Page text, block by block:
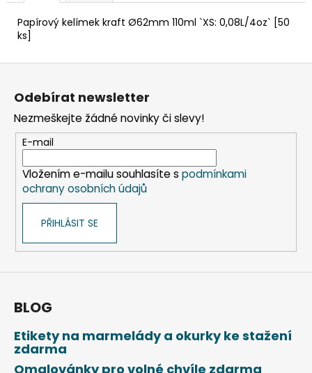
Papírový kelímek kraft Ø62mm 110ml `XS: 0,08L/4oz` [50
ks]
Z
Odebírat newsletter
Nezmeškejte žádné novinky či slevy!
E-mail
Vložením e-mailu souhlasíte s podmínkami
ochrany osobních údajů
PŘIHLÁSIT SE
BLOG
Etikety na marmelády a okurky ke stažení
zdarma
Omalovánky pro volné chvíle zdarma